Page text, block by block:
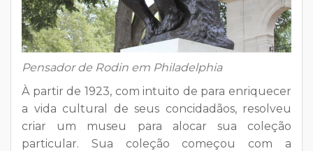
Pensador de Rodin em Philadelphia
À partir de 1923, com intuito de para enriquecer
a vida cultural de seus concidadãos, resolveu
criar um museu para alocar sua coleção
particular. Sua coleção começou com a